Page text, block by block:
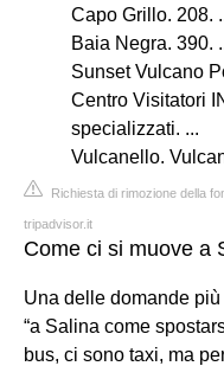
Capo Grillo. 208.
Baia Negra. 390.
Sunset Vulcano
Centro Visitatori
specializzati. ...
Vulcanello.
Richiesta di rimozione della
tripadvisor.it
Come ci si muove a
Una delle domande
“a Salina come
bus, ci sono taxi, ma